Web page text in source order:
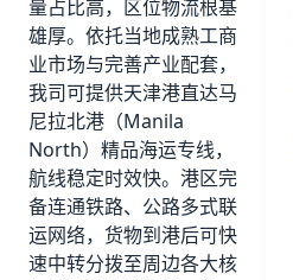
量占比高，区位物流根基
雄厚。依托当地成熟工商
业市场与完善产业配套，
我司可提供天津港直达马
尼拉北港（Manila
North）精品海运专线，
航线稳定时效快。港区完
备连通铁路、公路多式联
运网络，货物到港后可快
速中转分拨至周边各大核